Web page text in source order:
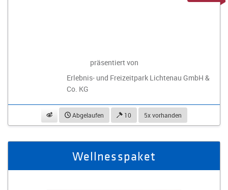
präsentiert von
Erlebnis- und Freizeitpark Lichtenau GmbH &
Co. KG
beobachtenAbgelaufen 10 5x vorhanden
Wellnesspaket